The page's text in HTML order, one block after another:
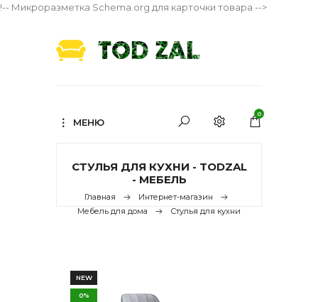
!-- Микроразметка Schema.org для карточки товара -->
МЕНЮ
0
СТУЛЬЯ ДЛЯ КУХНИ - TODZAL
- МЕБЕЛЬ
Главная
Интернет-магазин
Мебель для дома
Стулья для кухни
NEW
0%